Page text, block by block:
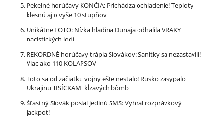
Pekelné horúčavy KONČIA: Prichádza ochladenie! Teploty
klesnú aj o vyše 10 stupňov
Unikátne FOTO: Nízka hladina Dunaja odhalila VRAKY
nacistických lodí
REKORDNÉ horúčavy trápia Slovákov: Sanitky sa nezastavili!
Viac ako 110 KOLAPSOV
Toto sa od začiatku vojny ešte nestalo! Rusko zasypalo
Ukrajinu TISÍCKAMI kĺzavých bômb
Šťastný Slovák poslal jedinú SMS: Vyhral rozprávkový
jackpot!